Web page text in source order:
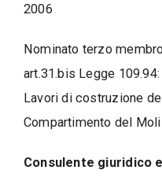
2006
Nominato terzo
art.31.bis Legge
Lavori di costruzione
Compartimento del
Consulente giuridico